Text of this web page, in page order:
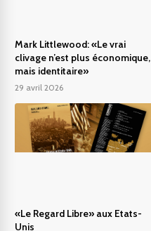
Mark Littlewood: «Le vrai
clivage n’est plus économique,
mais identitaire»
29 avril 2026
«Le Regard Libre» aux Etats-
Unis